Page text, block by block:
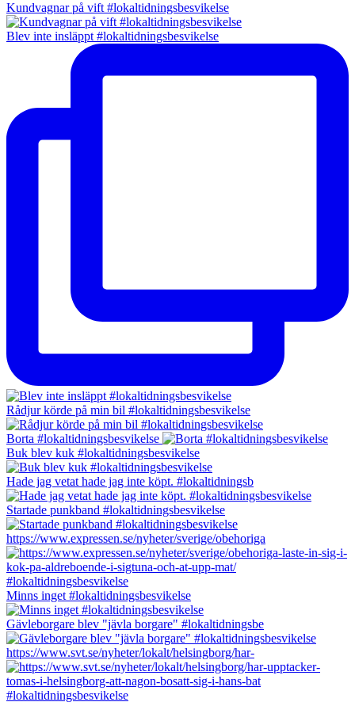
Kundvagnar på vift #lokaltidningsbesvikelse
Blev inte insläppt #lokaltidningsbesvikelse
Rådjur körde på min bil #lokaltidningsbesvikelse
Borta #lokaltidningsbesvikelse
Buk blev kuk #lokaltidningsbesvikelse
Hade jag vetat hade jag inte köpt. #lokaltidningsb
Startade punkband #lokaltidningsbesvikelse
https://www.expressen.se/nyheter/sverige/obehoriga
Minns inget #lokaltidningsbesvikelse
Gävleborgare blev "jävla borgare" #lokaltidningsbe
https://www.svt.se/nyheter/lokalt/helsingborg/har-